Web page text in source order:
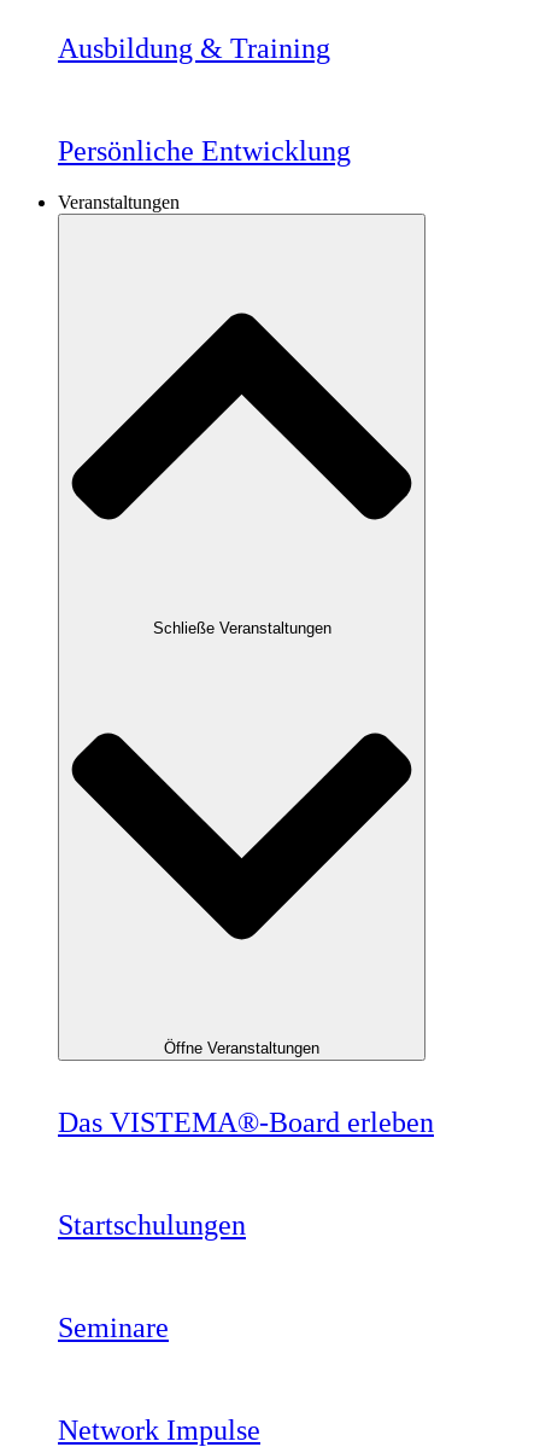
Ausbildung & Training
Persönliche Entwicklung
Veranstaltungen
Schließe Veranstaltungen
Öffne Veranstaltungen
Das VISTEMA®-Board erleben
Startschulungen
Seminare
Network Impulse